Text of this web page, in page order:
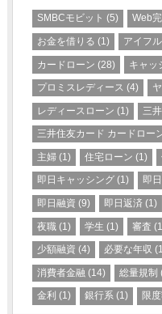
SMBCモビット (5) Web
お金を借りる (1) アイフル
カードローン (28) キャッ
プロミスレディース (4)
レディースローン (1) 三
三井住友カード カードロー
主婦 (1) 住宅ローン (1)
即日キャッシング (1) 即
即日融資 (9) 即日返済 (1)
夜職 (1) 学生 (1) 審査
少額融資 (4) 必要な年収
消費者金融 (14) 総量規制
金利 (1) 銀行系 (1) 限